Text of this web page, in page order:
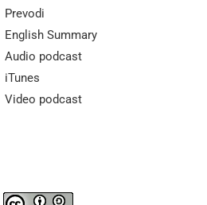
Prevodi
English Summary
Audio podcast
iTunes
Video podcast